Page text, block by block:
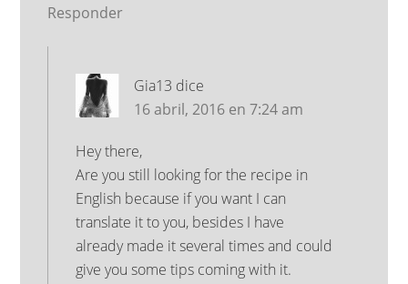
Responder
Gia13 dice
16 abril, 2016 en 7:24 am
Hey there,
Are you still looking for the recipe in
English because if you want I can
translate it to you, besides I have
already made it several times and could
give you some tips coming with it.